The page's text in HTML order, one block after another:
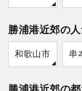
勝浦港近郊の
和歌山市 串
勝浦港近郊の